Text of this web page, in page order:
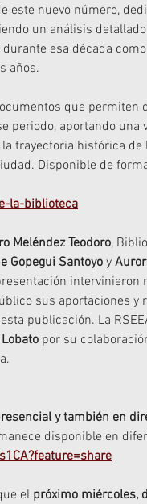
este nuevo número,
un análisis
esa década
años.
que permiten
periodo, aportando una
trayectoria histórica de
Disponible de
la-biblioteca
Meléndez Teodoro,
Gopegui Santoyo y
intervinieron
sus aportaciones y
publicación. La
por su
y también en
disponible en
el próximo miércoles,